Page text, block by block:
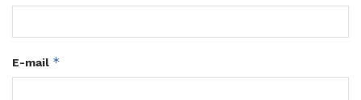
E-mail *